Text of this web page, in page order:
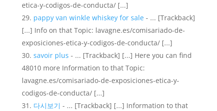
etica-y-codigos-de-conducta/ [...]
pappy van winkle whiskey for sale- ... [Trackback]
[...] Info on that Topic: lavagne.es/comisariado-de-
exposiciones-etica-y-codigos-de-conducta/ [...]
savoir plus - ... [Trackback] [...] Here you can find
48010 more Information to that Topic:
lavagne.es/comisariado-de-exposiciones-etica-y-
codigos-de-conducta/ [...]
다시보기 - ... [Trackback] [...] Information to that